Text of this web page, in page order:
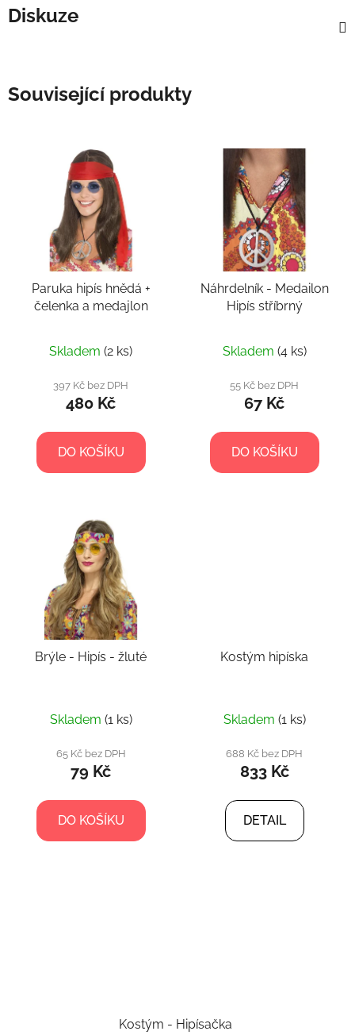
Diskuze
Související produkty
Paruka hipís hnědá +
čelenka a medajlon
Skladem (2 ks)
397 Kč bez DPH
480 Kč
DO KOŠÍKU
Náhrdelník - Medailon
Hipís stříbrný
Skladem (4 ks)
55 Kč bez DPH
67 Kč
DO KOŠÍKU
Brýle - Hipís - žluté
Skladem (1 ks)
65 Kč bez DPH
79 Kč
DO KOŠÍKU
Kostým hipíska
Skladem (1 ks)
688 Kč bez DPH
833 Kč
DETAIL
Kostým - Hipísačka